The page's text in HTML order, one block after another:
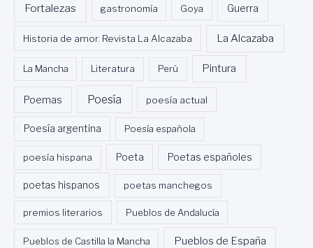
Fortalezas gastronomía Goya Guerra
Historia de amor. Revista La Alcazaba La Alcazaba
La Mancha Literatura Perú Pintura
Poemas Poesía poesía actual
Poesía argentina Poesía española
poesía hispana Poeta Poetas españoles
poetas hispanos poetas manchegos
premios literarios Pueblos de Andalucía
Pueblos de Castilla la Mancha Pueblos de España